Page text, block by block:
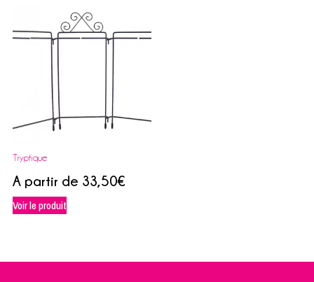
Tryptique
A partir de 33,50€
Voir le produit